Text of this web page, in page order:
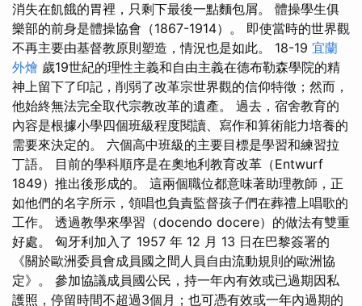
消失在飢餓的胃裡，只剩下最後一點麵包屑。 體操學生俱
樂部的前身是體操協會（1867-1914）。 即使當時的世界觀
不再主要由基督教原則塑造，情況也是如此。 18-19 宜蘭
外燴 歲19世紀的理性主義和自由主義在德布勒森學院的精
神上留下了印記，削弱了改革宗世界觀的信仰特徵；然而，
他始終無法完全取代宗教改革的遺產。 過去，宿舍教育的
內容是根據小學四個班級程度閱讀、寫作和算術能力培養的
需要來決定的。 六個高中班級的主要目標是學習和練習拉
丁語。 目前的學科順序是在奧地利教育改革（Entwurf
1849）推出後形成的。 這兩個職位都意味著助理教師，正
如他們的名字所示，領唱也負責監督孩子們在葬禮上唱歌的
工作。 透過教學來學習（docendo docere）的做法有雙重
好處。 匈牙利加入了 1957 年 12 月 13 日在巴黎簽署的
《關於歐洲委員會成員國之間人員自由流動規則的歐洲協
定》。 參加協議成員國公民，持一年內有效或已過期因私
護照，停留時間不超過3個月；也可憑有效或一年內過期的